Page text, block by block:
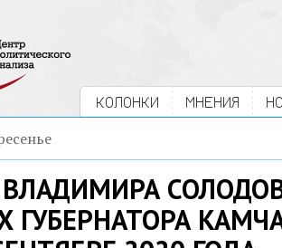
КОЛОНКИ МНЕНИЯ
ГУБЕРНАТОРА